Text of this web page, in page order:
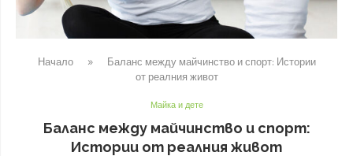
Начало »
Баланс между майчинство и спорт: Истории
от реалния живот
Майка и дете
Баланс между майчинство и спорт:
Истории от реалния живот